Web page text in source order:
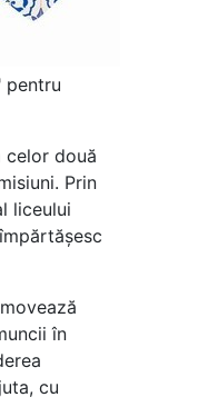
pentru
celor două
Prin
liceului
în
cu